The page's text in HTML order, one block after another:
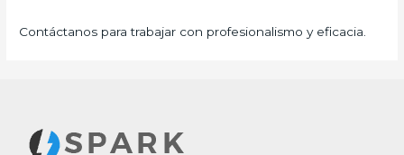
Contáctanos para trabajar con profesionalismo y eficacia.